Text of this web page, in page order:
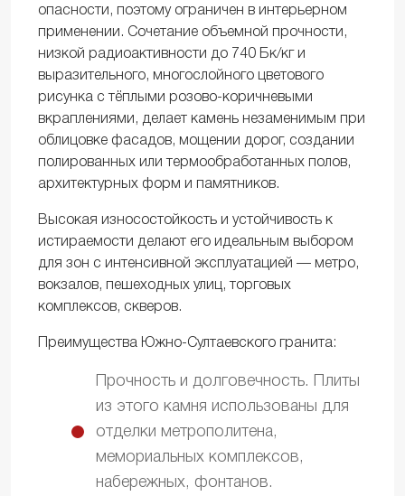
опасности, поэтому ограничен в интерьерном
применении. Сочетание объемной прочности,
низкой радиоактивности до 740 Бк/кг и
выразительного, многослойного цветового
рисунка с тёплыми розово-коричневыми
вкраплениями, делает камень незаменимым при
облицовке фасадов, мощении дорог, создании
полированных или термообработанных полов,
архитектурных форм и памятников.
Высокая износостойкость и устойчивость к
истираемости делают его идеальным выбором
для зон с интенсивной эксплуатацией — метро,
вокзалов, пешеходных улиц, торговых
комплексов, скверов.
Преимущества Южно-Султаевского гранита:
Прочность и долговечность. Плиты
из этого камня использованы для
отделки метрополитена,
мемориальных комплексов,
набережных, фонтанов.